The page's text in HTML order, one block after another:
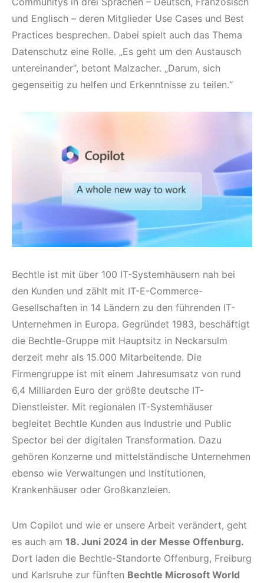
und Englisch – deren Mitglieder Use Cases und Best
Practices besprechen. Dabei spielt auch das Thema
Datenschutz eine Rolle. „Es geht um den Austausch
untereinander“, betont Malzacher. „Darum, sich
gegenseitig zu helfen und Erkenntnisse zu teilen.“
Bechtle ist mit über 100 IT-Systemhäusern nah bei
den Kunden und zählt mit IT-E-Commerce-
Gesellschaften in 14 Ländern zu den führenden IT-
Unternehmen in Europa. Gegründet 1983, beschäftigt
die Bechtle-Gruppe mit Hauptsitz in Neckarsulm
derzeit mehr als 15.000 Mitarbeitende. Die
Firmengruppe ist mit einem Jahresumsatz von rund
6,4 Milliarden Euro der größte deutsche IT-
Dienstleister. Mit regionalen IT-Systemhäuser
begleitet Bechtle Kunden aus Industrie und Public
Spector bei der digitalen Transformation. Dazu
gehören Konzerne und mittelständische Unternehmen
ebenso wie Verwaltungen und Institutionen,
Krankenhäuser oder Großkanzleien.
Um Copilot und wie er unsere Arbeit verändert, geht
es auch am 18. Juni 2024 in der Messe Offenburg.
Dort laden die Bechtle-Standorte Offenburg, Freiburg
und Karlsruhe zur fünften Bechtle Microsoft World